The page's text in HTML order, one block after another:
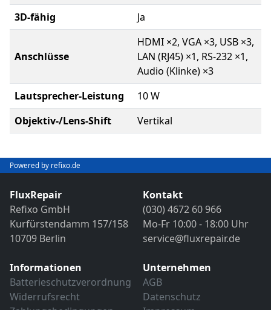
3D-fähig
Ja
Anschlüsse
HDMI ×2, VGA ×3, USB ×3,
LAN (RJ45) ×1, RS-232 ×1,
Audio (Klinke) ×3
Lautsprecher-Leistung
10 W
Objektiv-/Lens-Shift
Vertikal
Powered by refixo.de
FluxRepair
Refixo GmbH
Kurfürstendamm 157/158
10709 Berlin
Kontakt
(030) 4672 60 966
Mo-Fr 10:00 - 18:00 Uhr
service@fluxrepair.de
Informationen
Batterieschutzverordnung
Widerrufsrecht
Unternehmen
AGB
Datenschutz